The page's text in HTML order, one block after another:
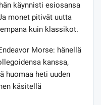
käynnisti esiosansa
monet pitivät uutta
kuin klassikot.
Morse: hänellä
kanssa,
huomaa heti uuden
käsitellä